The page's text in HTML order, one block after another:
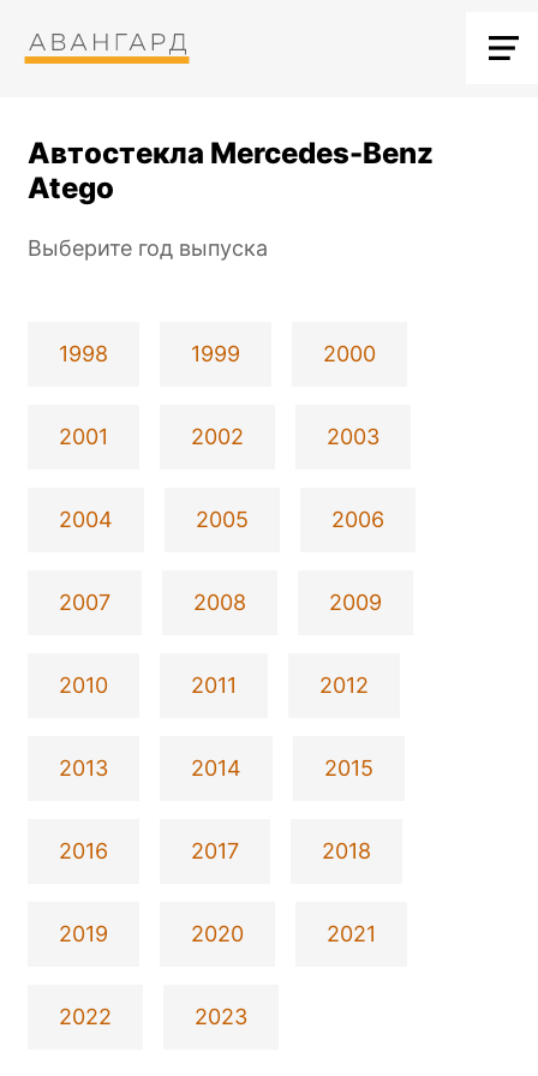
Автостекла Mercedes-Benz
Atego
Выберите год выпуска
1998 1999 2000
2001 2002 2003
2004 2005 2006
2007 2008 2009
2010 2011 2012
2013 2014 2015
2016 2017 2018
2019 2020 2021
2022 2023